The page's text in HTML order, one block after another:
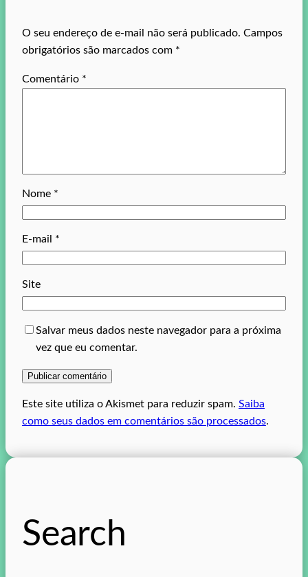
O seu endereço de e-mail não será publicado. Campos
obrigatórios são marcados com *
Comentário *
Nome *
E-mail *
Site
Salvar meus dados neste navegador para a próxima
vez que eu comentar.
Este site utiliza o Akismet para reduzir spam. Saiba
como seus dados em comentários são processados.
Search